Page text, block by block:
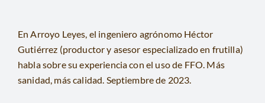
DOCUMENTACIÓN
En Arroyo Leyes, el ingeniero agrónomo Héctor
Gutiérrez (productor y asesor especializado en frutilla)
habla sobre su experiencia con el uso de FFO. Más
sanidad, más calidad. Septiembre de 2023.